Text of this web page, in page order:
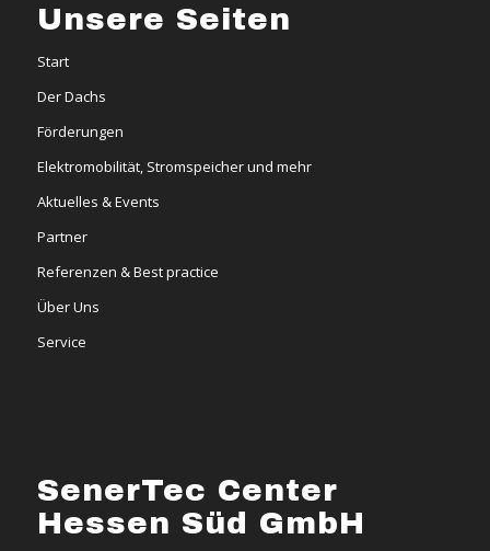
Unsere Seiten
Start
Der Dachs
Förderungen
Elektromobilität, Stromspeicher und mehr
Aktuelles & Events
Partner
Referenzen & Best practice
Über Uns
Service
SenerTec Center
Hessen Süd GmbH